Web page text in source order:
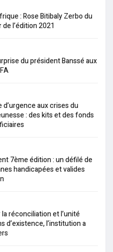
: Rose Bitibaly Zerbo du
l’édition 2021
du président Banssé aux
aux crises du
: des kits et des fonds
7ème édition : un défilé de
handicapées et valides
réconciliation et l’unité
d’existence, l’institution a